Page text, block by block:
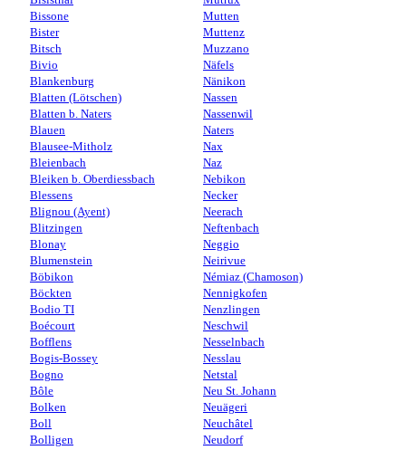
Bissone
Bister
Bitsch
Bivio
Blankenburg
Blatten (Lötschen)
Blatten b. Naters
Blauen
Blausee-Mitholz
Bleienbach
Bleiken b. Oberdiessbach
Blessens
Blignou (Ayent)
Blitzingen
Blonay
Blumenstein
Böbikon
Böckten
Bodio TI
Boécourt
Bofflens
Bogis-Bossey
Bogno
Bôle
Bolken
Boll
Bolligen
Mutten
Muttenz
Muzzano
Näfels
Nänikon
Nassen
Nassenwil
Naters
Nax
Naz
Nebikon
Necker
Neerach
Neftenbach
Neggio
Neirivue
Némiaz (Chamoson)
Nennigkofen
Nenzlingen
Neschwil
Nesselnbach
Nesslau
Netstal
Neu St. Johann
Neuägeri
Neuchâtel
Neudorf